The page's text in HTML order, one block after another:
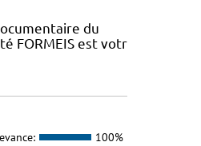
du
FORMEIS est votr
100%